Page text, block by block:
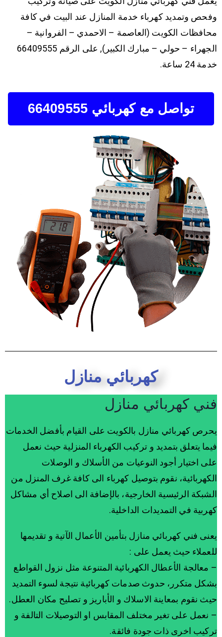
وفحص وتمديد كهرباء خدمة المنازل عند البيت في كافة
محافظات الكويت (العاصمة – الاحمدي – الفروانية –
الجهراء – حولي – مبارك الكبير), على الرقم 66409555
خدمة 24 ساعة.
تواصل مع كهربائي 66409555
كهربائي منازل
فني كهربائي منازل
يحرص كهربائي منازل بالكويت على القيام بأفضل الخدمات
فيما يتعلق بتمديد و تركيب الكهرباء المنزلية حيث نعمل
على اختيار أجود النوعيات من الأسلاك و الوصلات
الكهربائية، نقوم بتوصيل كهرباء الى كافة غرف المنزل من
الشبكة الرئيسية الخارجية، بالإضافة الى اصلاح أي مشاكل
كهربية في التمديدات الداخلية.
يعنى فني كهربائي منازل بتأمين الأعمال الآتية و تقديمها
للعملاء حيث يعمل على :
– معالجة الأعطال الكهربائية المتنوعة مثل نزول القواطع
بشكل متكرر، حدوث صدمات كهربائية نتيجة لسوء التمديد
حيث نقوم بمعاينة الاسلاك و الأباريز و تصليح مكان العطل.
– نعمل على تغير مختلف المقابس او التوصيلات التالفة و
تركيب اخرى ذات جودة فائقة.